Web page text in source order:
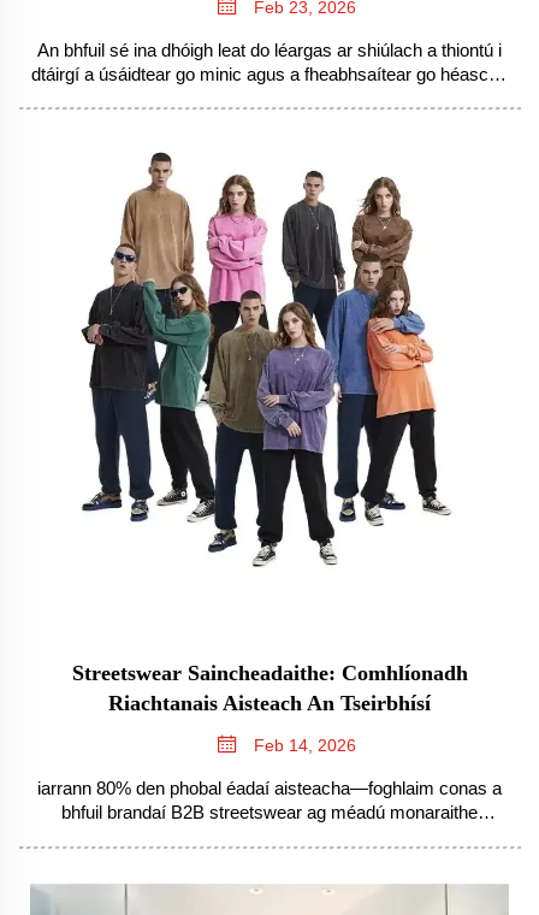
Feb 23, 2026
An bhfuil sé ina dhóigh leat do léargas ar shiúlach a thiontú i
dtáirgí a úsáidtear go minic agus a fheabhsaítear go héasca?
Streetswear Saincheadaithe: Comhlíonadh
Riachtanais Aisteach An Tseirbhísí
Feb 14, 2026
iarrann 80% den phobal éadaí aisteacha—foghlaim conas a
bhfuil brandaí B2B streetswear ag méadú monaraithe